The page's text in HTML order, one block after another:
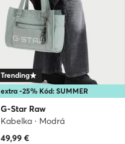
extra -25% Kód: SUMMER
Trending
G-Star Raw
Kabelka · Modrá
49,99 €